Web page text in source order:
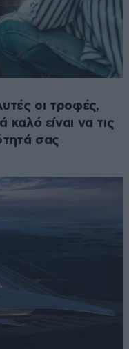
οι τροφές,
είναι να τις
σας